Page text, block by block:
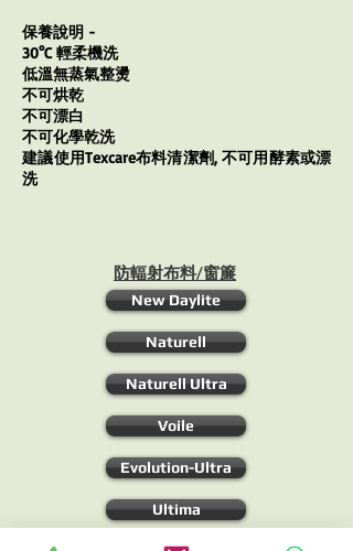
保養說明 -
30°C 輕柔機洗
低溫無蒸氣整燙
不可烘乾
不可漂白
不可化學乾洗
​建議使用Texcare布料清潔劑, 不可用酵素或漂
洗
防輻射布料/窗簾
New Daylite
Naturell
Naturell Ultra
Voile
Evolution-Ultra
Ultima